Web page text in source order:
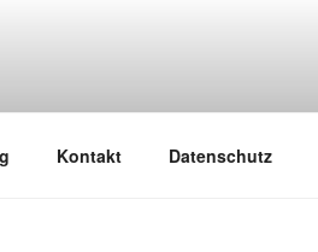
Kontakt Datenschutz